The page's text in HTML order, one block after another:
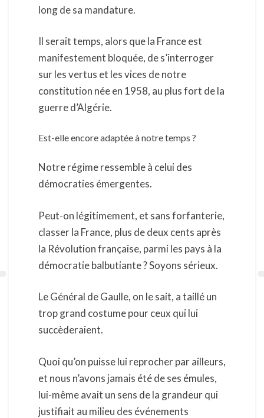
long de sa mandature.
Il serait temps, alors que la France est
manifestement bloquée, de s’interroger
sur les vertus et les vices de notre
constitution née en 1958, au plus fort de la
guerre d’Algérie.
Est-elle encore adaptée à notre temps ?
Notre régime ressemble à celui des
démocraties émergentes.
Peut-on légitimement, et sans forfanterie,
classer la France, plus de deux cents après
la Révolution française, parmi les pays à la
démocratie balbutiante ? Soyons sérieux.
Le Général de Gaulle, on le sait, a taillé un
trop grand costume pour ceux qui lui
succèderaient.
Quoi qu’on puisse lui reprocher par ailleurs,
et nous n’avons jamais été de ses émules,
lui-même avait un sens de la grandeur qui
justifiait au milieu des événements